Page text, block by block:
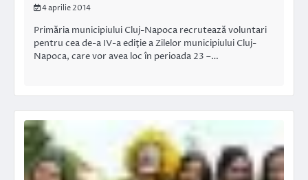
4 aprilie 2014
Primăria municipiului Cluj-Napoca recrutează voluntari
pentru cea de-a IV-a ediţie a Zilelor municipiului Cluj-
Napoca, care vor avea loc în perioada 23 –…